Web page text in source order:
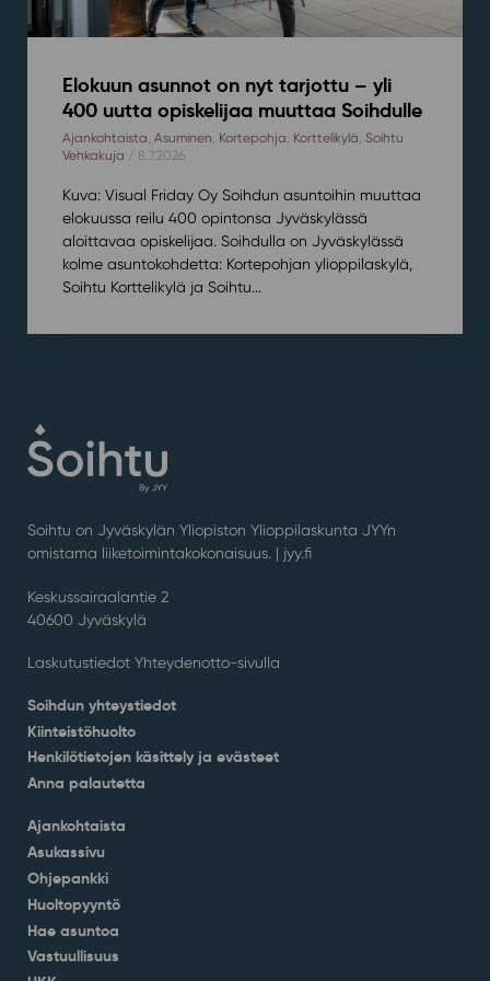
Elokuun asunnot on nyt tarjottu – yli
400 uutta opiskelijaa muuttaa Soihdulle
Ajankohtaista, Asuminen, Kortepohja, Korttelikylä, Soihtu
Vehkakuja / 8.7.2026
Kuva: Visual Friday Oy Soihdun asuntoihin muuttaa
elokuussa reilu 400 opintonsa Jyväskylässä
aloittavaa opiskelijaa. Soihdulla on Jyväskylässä
kolme asuntokohdetta: Kortepohjan ylioppilaskylä,
Soihtu Korttelikylä ja Soihtu...
Soihtu on Jyväskylän Yliopiston Ylioppilaskunta JYYn
omistama liiketoimintakokonaisuus. | jyy.fi
Keskussairaalantie 2
40600 Jyväskylä
Laskutustiedot Yhteydenotto-sivulla
Soihdun yhteystiedot
Kiinteistöhuolto
Henkilötietojen käsittely ja evästeet
Anna palautetta
Ajankohtaista
Asukassivu
Ohjepankki
Huoltopyyntö
Hae asuntoa
Vastuullisuus